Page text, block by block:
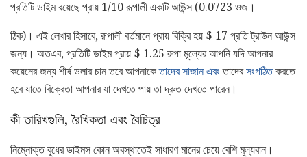
প্রতিটি ডাইম রয়েছে প্রায় 1/10 রূপালী একটি আউন্স (0.0723 ওজ।
ঠিক)। এই লেখার হিসাবে, রূপালী বর্তমানে প্রায় বিক্রি হয় $ 17 প্রতি ট্রাউন আউন্স
জন্য। অতএব, প্রতিটি ডাইম প্রায় $ 1.25 রুপা মূল্যের আপনি যদি আপনার
কয়েনের জন্য শীর্ষ ডলার চান তবে আপনাকেতাদের সাজান এবংতাদেরসংগঠিতকরতে
হবে যাতে বিক্রেতা আপনার যা দেখতে পায় তা দ্রুত দেখতে পারেন।
কী তারিখগুলি, রৈখিকতা এবং বৈচিত্র
নিম্নোক্ত বুধের ডাইমস কোন অবস্থাতেই সাধারণ মানের চেয়ে বেশি মূল্যবান।